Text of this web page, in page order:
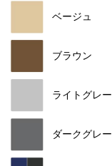
ベージュ
ブラウン
ライトグレー
ダークグレー